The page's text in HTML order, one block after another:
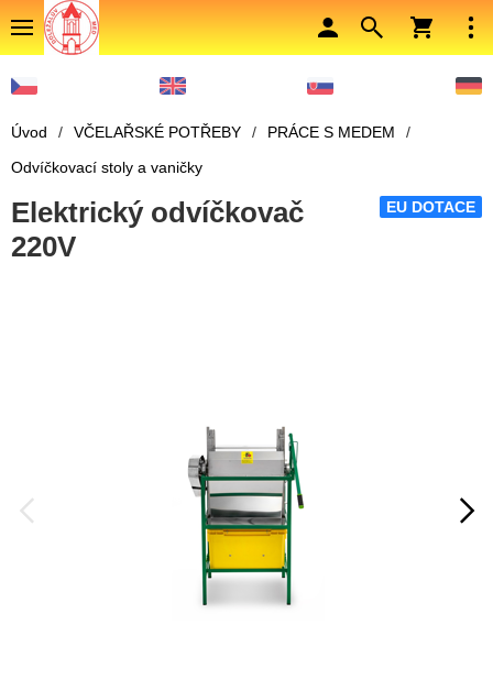
Úvod / VČELAŘSKÉ POTŘEBY / PRÁCE S MEDEM
/
Odvíčkovací stoly a vaničky
EU DOTACE
Elektrický odvíčkovač
220V